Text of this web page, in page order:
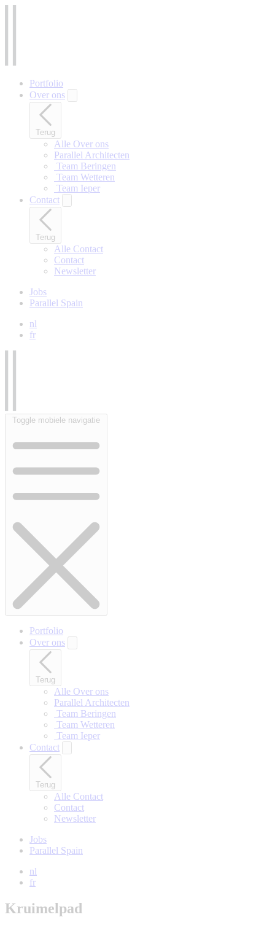
Portfolio
Over ons
Terug
Alle Over ons
Parallel Architecten
‎ Team Beringen
‎ Team Wetteren
‎ Team Ieper
Contact
Terug
Alle Contact
Contact
Newsletter
Jobs
Parallel Spain
nl
fr
Toggle mobiele navigatie
Portfolio
Over ons
Terug
Alle Over ons
Parallel Architecten
‎ Team Beringen
‎ Team Wetteren
‎ Team Ieper
Contact
Terug
Alle Contact
Contact
Newsletter
Jobs
Parallel Spain
nl
fr
Kruimelpad